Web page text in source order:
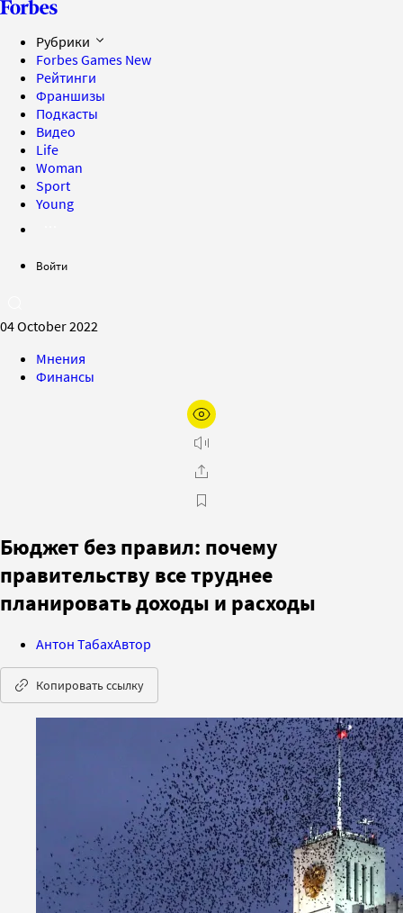
Рубрики
Forbes Games New
Рейтинги
Франшизы
Подкасты
Видео
Life
Woman
Sport
Young
Войти
04 October 2022
Мнения
Финансы
Бюджет без правил: почему
правительству все труднее
планировать доходы и расходы
Антон ТабахАвтор
Копировать ссылку